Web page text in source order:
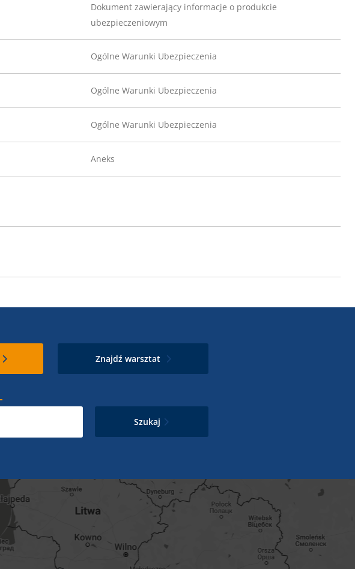
Dokument zawierający informacje o produkcie
ubezpieczeniowym
Ogólne Warunki Ubezpieczenia
Ogólne Warunki Ubezpieczenia
Ogólne Warunki Ubezpieczenia
Aneks
Znajdź warsztat
Szukaj